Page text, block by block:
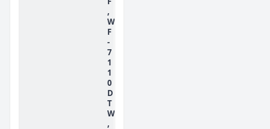
,
W
F
-
7
1
1
0
D
T
W
,